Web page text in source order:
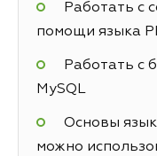
Работать с
помощи языка
Работать с
MySQL
Основы
можно